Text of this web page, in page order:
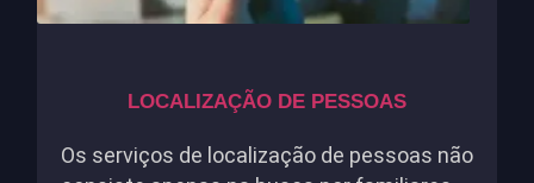
LOCALIZAÇÃO DE PESSOAS
Os serviços de localização de pessoas não